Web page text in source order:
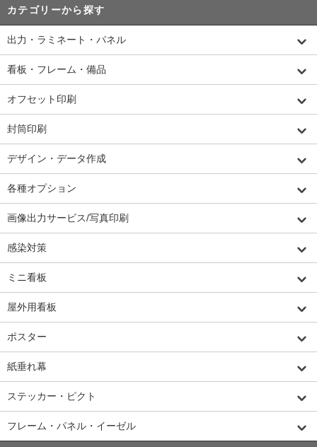
カテゴリーから探す
出力・ラミネート・パネル
看板・フレーム・備品
オフセット印刷
封筒印刷
デザイン・データ作成
各種オプション
画像出力サービス/写真印刷
感染対策
ミニ看板
屋外用看板
ポスター
紙垂れ幕
ステッカー・ピクト
フレーム・パネル・イーゼル